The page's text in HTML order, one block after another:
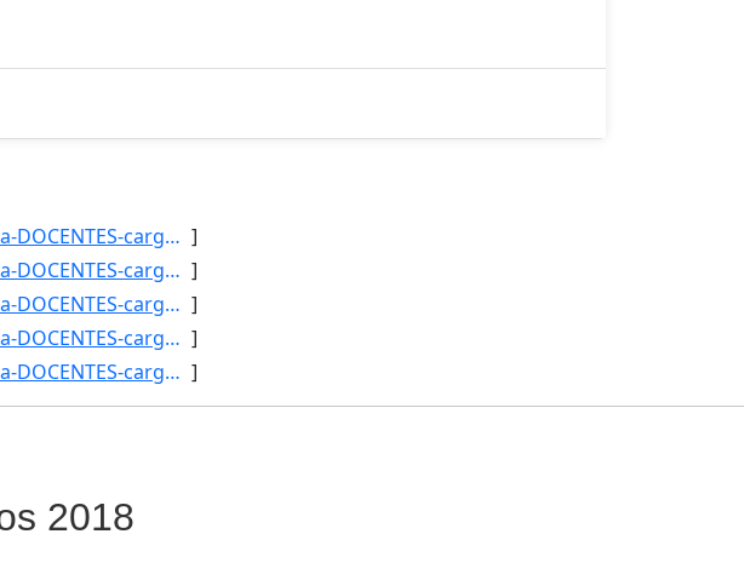
2: edital-EDITAL_N°_001/2014-carreira-DOCENTES-cargo_area-Ciencias_Agrarias/Agronomia_Subarea-_Solos-ca] ]
3: edital-EDITAL_N°_001/2014-carreira-DOCENTES-cargo_area-Ciencias_Agrarias/Engenharia_Agricola-campus-] ]
4: edital-EDITAL_N°_001/2014-carreira-DOCENTES-cargo_area-Ciencias_Agrarias/Zootecnia_Subarea-_Producao] ]
5: edital-EDITAL_N°_001/2014-carreira-DOCENTES-cargo_area-Edificacoes-campus-Aquidauna-vaga-2-vaga_pcd-] ]
6: edital-EDITAL_N°_001/2014-carreira-DOCENTES-cargo_area-Eletrica/Automacao_Industrial-campus-Campo_Gr] ]
2018